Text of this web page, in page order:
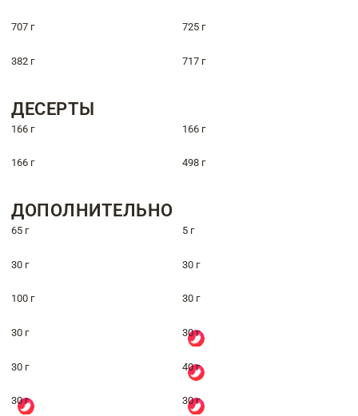
707 г 725 г
382 г 717 г
ДЕСЕРТЫ
166 г 166 г
166 г 498 г
ДОПОЛНИТЕЛЬНО
65 г 5 г
30 г 30 г
100 г 30 г
30 г 30 г
30 г 40 г
30 г 30 г